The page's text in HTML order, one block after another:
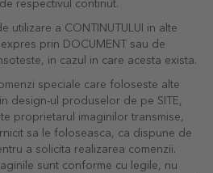
respectivul continut.
utilizare a CONTINUTULUI in alte
prin DOCUMENT sau de
in cazul in care acesta exista.
speciale care foloseste alte
design-ul produselor de pe SITE,
proprietarul imaginilor transmise,
sa le foloseasca, ca dispune de
a solicita realizarea comenzii.
sunt conforme cu legile, nu